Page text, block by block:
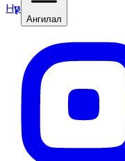
Нүүр
Ангилал